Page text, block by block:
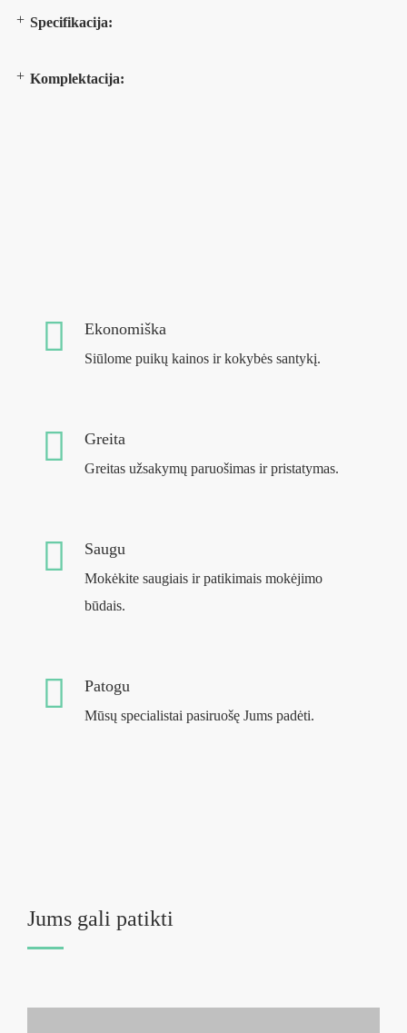
Specifikacija:
Komplektacija:
Ekonomiška
Siūlome puikų kainos ir kokybės santykį.
Greita
Greitas užsakymų paruošimas ir pristatymas.
Saugu
Mokėkite saugiais ir patikimais mokėjimo
būdais.
Patogu
Mūsų specialistai pasiruošę Jums padėti.
Jums gali patikti